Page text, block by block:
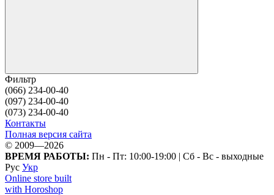
Фильтр
(066) 234-00-40
(097) 234-00-40
(073) 234-00-40
Контакты
Полная версия сайта
© 2009—2026
ВРЕМЯ РАБОТЫ: Пн - Пт: 10:00-19:00 | Сб - Вс - выходные
Рус Укр
Online store built
with Horoshop